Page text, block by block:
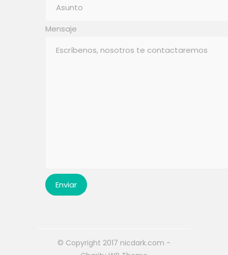
Mensaje
© Copyright 2017 nicdark.com -